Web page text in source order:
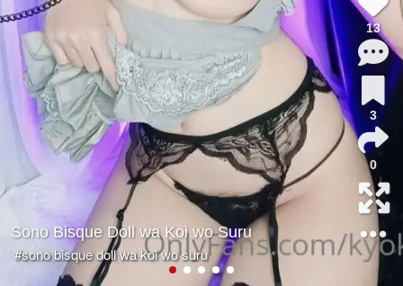
Sono Bisque Doll wa Koi wo Suru
#sono bisque doll wa koi wo suru
13
3
0